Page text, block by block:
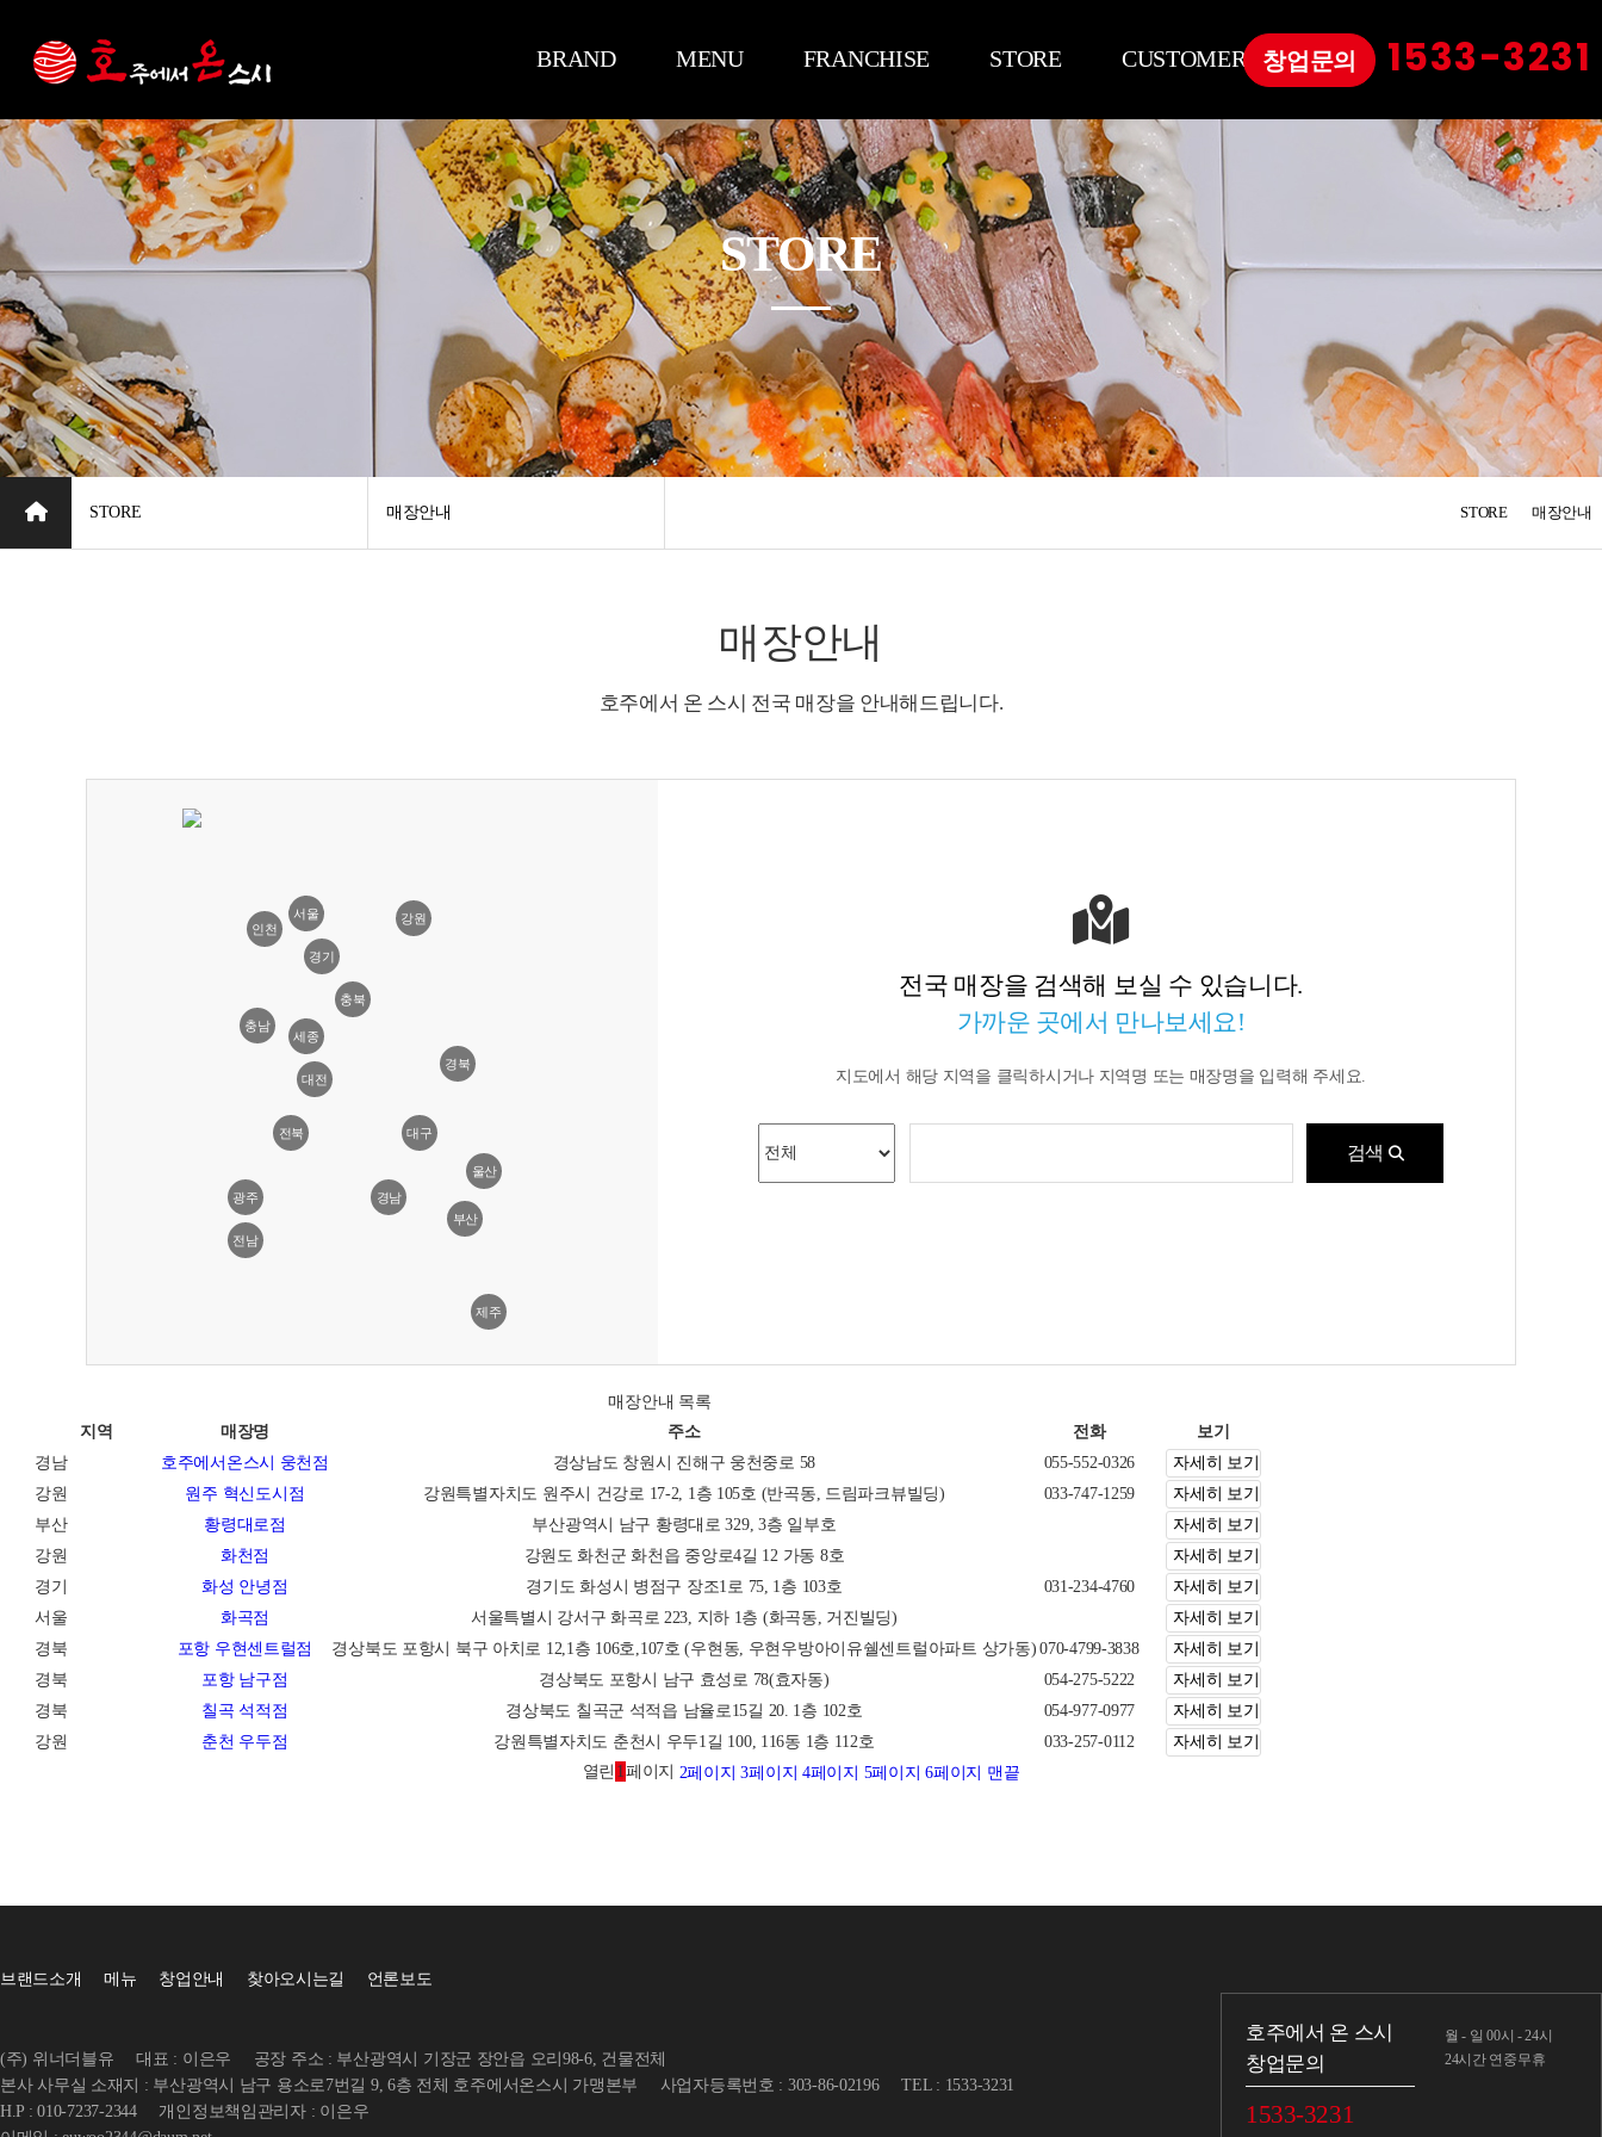
BRAND
브랜드소개
인사말
연혁
오시는 길
MENU
스시
롤
사이드
FRANCHISE
브랜드경쟁력
손쉬운조리
수익분석
인테리어디자인
창업비용
점주사례
STORE
매장안내
CUSTOMER
창업문의
창업문의 1533-3231
STORE 매장안내 STORE 매장안내
STORE
매장안내
호주에서 온 스시 전국 매장을 안내해드립니다.
서울
인천
경기
강원
충북
충남
세종
대전
경북
대구
전북
광주
전남
울산
부산
경남
제주
전국 매장을 검색해 보실 수 있습니다.
가까운 곳에서 만나보세요!
지도에서 해당 지역을 클릭하시거나지역명 또는 매장명을 입력해 주세요.
검색
매장안내 목록
지역
매장명 주소 전화
보기
경남
호주에서온스시 웅천점 경상남도 창원시 진해구 웅천중로 58 055-552-0326
자세히 보기
강원
원주 혁신도시점 강원특별자치도 원주시 건강로 17-2, 1층 105호 (반곡동, 드림파크뷰빌딩) 033-747-1259
자세히 보기
부산
황령대로점 부산광역시 남구 황령대로 329, 3층 일부호
자세히 보기
강원
화천점 강원도 화천군 화천읍 중앙로4길 12 가동 8호
자세히 보기
경기
화성 안녕점 경기도 화성시 병점구 장조1로 75, 1층 103호 031-234-4760
자세히 보기
서울
화곡점 서울특별시 강서구 화곡로 223, 지하 1층 (화곡동, 거진빌딩)
자세히 보기
경북
포항 우현센트럴점 경상북도 포항시 북구 아치로 12,1층 106호,107호 (우현동, 우현우방아이유쉘센트럴아파트 상가동) 070-4799-3838
자세히 보기
경북
포항 남구점 경상북도 포항시 남구 효성로 78(효자동) 054-275-5222
자세히 보기
경북
칠곡 석적점 경상북도 칠곡군 석적읍 남율로15길 20. 1층 102호 054-977-0977
자세히 보기
강원
춘천 우두점 강원특별자치도 춘천시 우두1길 100, 116동 1층 112호 033-257-0112
자세히 보기
열린 1페이지 2페이지 3페이지 4페이지 5페이지 6페이지 맨끝
브랜드소개 메뉴 창업안내 찾아오시는길 언론보도
(주) 위너더블유 대표 : 이은우
공장 주소 : 부산광역시 기장군 장안읍 오리98-6, 건물전체
본사 사무실 소재지 : 부산광역시 남구 용소로7번길 9, 6층 전체 호주에서온스시 가맹본부
사업자등록번호 : 303-86-02196
TEL : 1533-3231
H.P : 010-7237-2344
개인정보책임관리자 : 이은우
호주에서 온 스시
창업문의
1533-3231
월 - 일 00시 - 24시
24시간 연중무휴